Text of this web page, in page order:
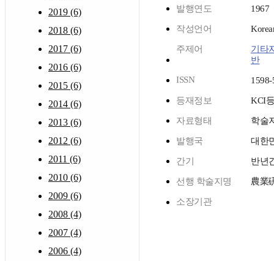
2019 (6)
2018 (6)
2017 (6)
2016 (6)
2015 (6)
2014 (6)
2013 (6)
2012 (6)
2011 (6)
2010 (6)
2009 (6)
2008 (4)
2007 (4)
2006 (4)
발행연도 1967
작성언어
주제어
기타
반
ISSN
1598-
등재정보 KCI
자료형태 학술
발행국 대한
간기 반년
선행 학술지명 農業
소장기관